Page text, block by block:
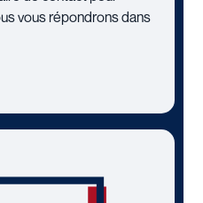
vous répondrons dans